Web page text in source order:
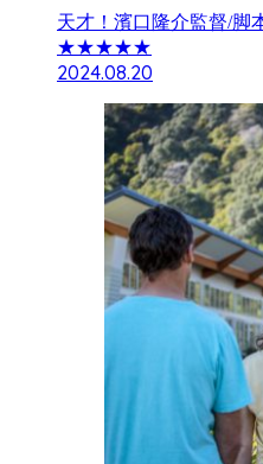
天才！濱口隆介監督/脚
★★★★★
2024.08.20